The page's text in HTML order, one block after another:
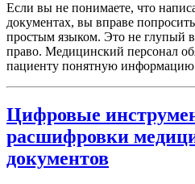
Если вы не понимаете, что
документах, вы вправе
простым языком. Это не глупый
право. Медицинский персонал
пациенту понятную информацию
Цифровые
расшифровки
документов